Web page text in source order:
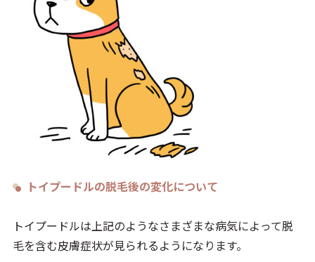
トイプードルの脱毛後の変化について
トイプードルは上記のようなさまざまな病気によって脱
毛を含む皮膚症状が見られるようになります。